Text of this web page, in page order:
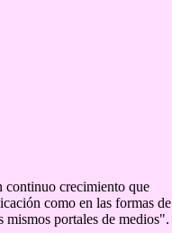
continuo crecimiento que
como en las formas de
portales de medios".